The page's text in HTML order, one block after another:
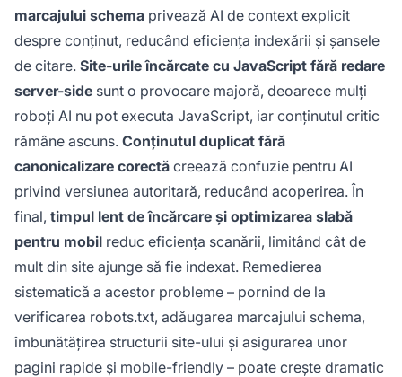
marcajului schema privează AI de context explicit
despre conținut, reducând eficiența indexării și șansele
de citare. Site-urile încărcate cu JavaScript fără redare
server-side sunt o provocare majoră, deoarece mulți
roboți AI nu pot executa JavaScript, iar conținutul critic
rămâne ascuns. Conținutul duplicat fără
canonicalizare corectă creează confuzie pentru AI
privind versiunea autoritară, reducând acoperirea. În
final, timpul lent de încărcare și optimizarea slabă
pentru mobil reduc eficiența scanării, limitând cât de
mult din site ajunge să fie indexat. Remedierea
sistematică a acestor probleme – pornind de la
verificarea robots.txt, adăugarea marcajului schema,
îmbunătățirea structurii site-ului și asigurarea unor
pagini rapide și mobile-friendly – poate crește dramatic